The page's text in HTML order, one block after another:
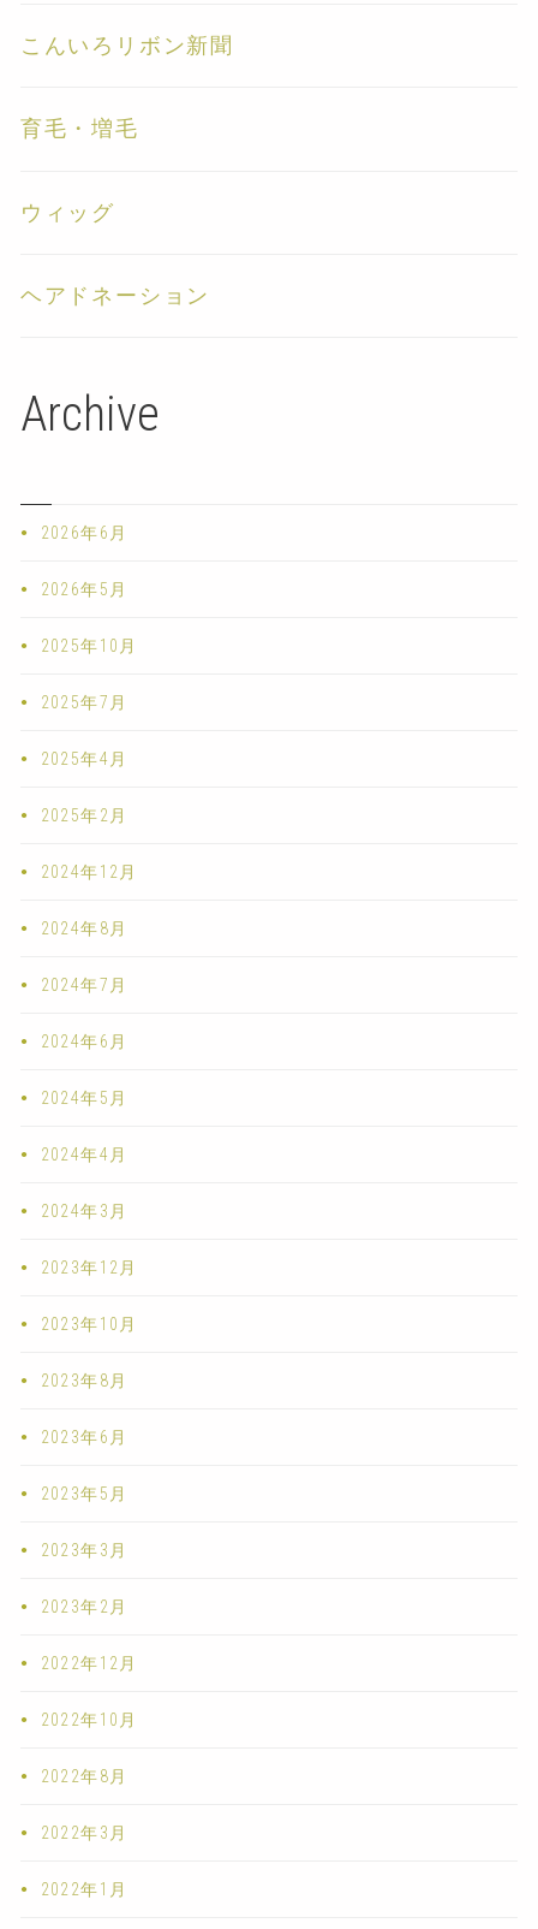
こんいろリボン新聞
育毛・増毛
ウィッグ
ヘアドネーション
Archive
2026年6月
2026年5月
2025年10月
2025年7月
2025年4月
2025年2月
2024年12月
2024年8月
2024年7月
2024年6月
2024年5月
2024年4月
2024年3月
2023年12月
2023年10月
2023年8月
2023年6月
2023年5月
2023年3月
2023年2月
2022年12月
2022年10月
2022年8月
2022年3月
2022年1月